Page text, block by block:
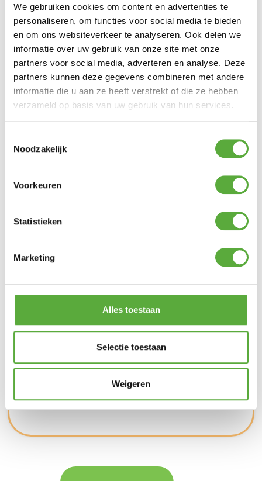
We gebruiken cookies om content en advertenties te
personaliseren, om functies voor social media te bieden
en om ons websiteverkeer te analyseren. Ook delen we
informatie over uw gebruik van onze site met onze
partners voor social media, adverteren en analyse. Deze
partners kunnen deze gegevens combineren met andere
informatie die u aan ze heeft verstrekt of die ze hebben
verzameld op basis van uw gebruik van hun services.
Noodzakelijk
Voorkeuren
Statistieken
Marketing
Alles toestaan
Selectie toestaan
Weigeren
Kopersbescherming met Trusted Shops
CategorieënBarbecues,Big Green Egg
Big Green Egg
SKU 127341